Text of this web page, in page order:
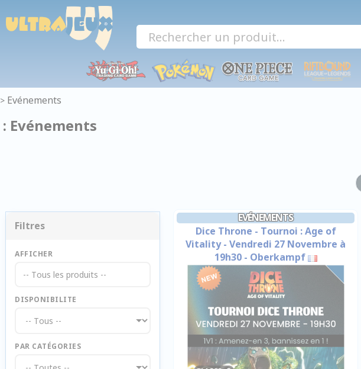
> Evénements
: Evénements
Filtres
AFFICHER
-- Tous les produits --
DISPONIBILITE
PAR CATÉGORIES
EVÉNEMENTS
Dice Throne - Tournoi : Age of
Vitality - Vendredi 27 Novembre à
19h30 - Oberkampf
Panneau de gestion des cookies